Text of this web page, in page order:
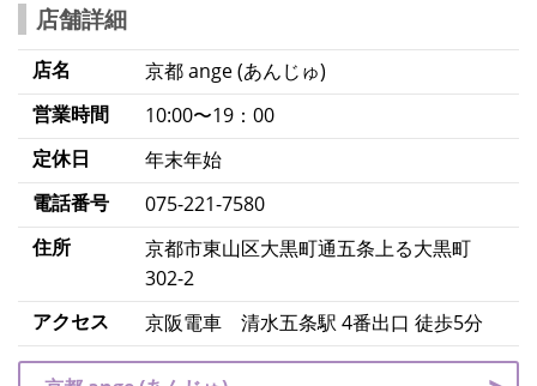
店舗詳細
店名
京都 ange (あんじゅ)
営業時間
10:00〜19：00
定休日
年末年始
電話番号
075-221-7580
住所
京都市東山区大黒町通五条上る大黒町
302-2
アクセス
京阪電車 清水五条駅 4番出口 徒歩5分